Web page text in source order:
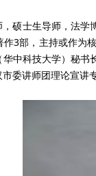
硕士生导师，法
3部，主持或作为
中科技大学）秘
委讲师团理论宣讲专